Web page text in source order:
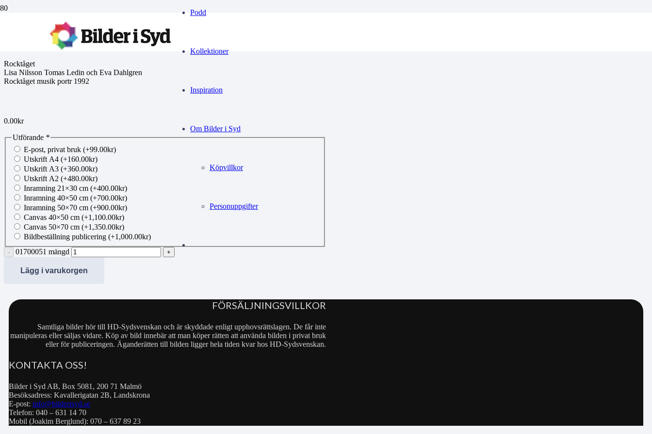
Podd
Kollektioner
Inspiration
Om Bilder i Syd
Köpvillkor
Personuppgifter
01700051
Rocktåget
Lisa Nilsson Tomas Ledin och Eva Dahlgren
Rocktåget musik portr 1992
0.00kr
Utförande *
E-post, privat bruk (+99.00kr)
Utskrift A4 (+160.00kr)
Utskrift A3 (+360.00kr)
Utskrift A2 (+480.00kr)
Inramning 21×30 cm (+400.00kr)
Inramning 40×50 cm (+700.00kr)
Inramning 50×70 cm (+900.00kr)
Canvas 40×50 cm (+1,100.00kr)
Canvas 50×70 cm (+1,350.00kr)
Bildbeställning publicering (+1,000.00kr)
01700051 mängd
Lägg i varukorgen
FÖRSÄLJNINGSVILLKOR
Samtliga bilder hör till HD-Sydsvenskan och är skyddade enligt upphovsrättslagen. De får inte
manipuleras eller säljas vidare. Köp av bild innebär att man köper rätten att använda bilden i privat bruk
eller för publiceringen. Äganderätten till bilden ligger hela tiden kvar hos HD-Sydsvenskan.
KONTAKTA OSS!
Bilder i Syd AB, Box 5081, 200 71 Malmö
Besöksadress: Kavallerigatan 2B, Landskrona
E-post: info@bilderisyd.se
Telefon: 040 – 631 14 70
Mobil (Joakim Berglund): 070 – 637 89 23